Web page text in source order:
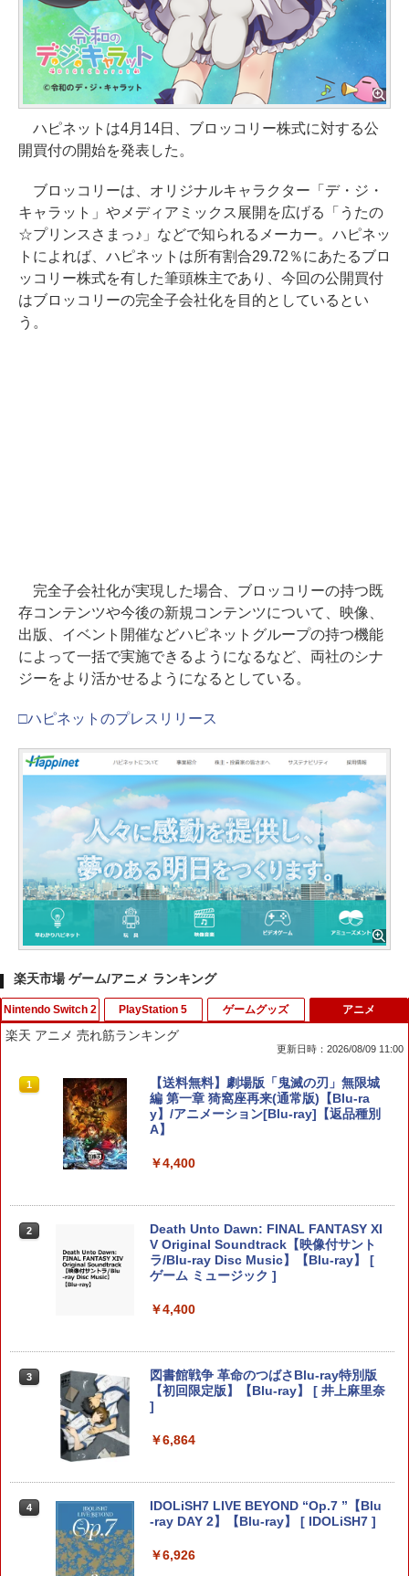
ハピネットは4月14日、ブロッコリー株式に対する公
開買付の開始を発表した。
ブロッコリーは、オリジナルキャラクター「デ・ジ・
キャラット」やメディアミックス展開を広げる「うたの
☆プリンスさまっ♪」などで知られるメーカー。ハピネッ
トによれば、ハピネットは所有割合29.72％にあたるブロ
ッコリー株式を有した筆頭株主であり、今回の公開買付
はブロッコリーの完全子会社化を目的としているとい
う。
完全子会社化が実現した場合、ブロッコリーの持つ既
存コンテンツや今後の新規コンテンツについて、映像、
出版、イベント開催などハピネットグループの持つ機能
によって一括で実施できるようになるなど、両社のシナ
ジーをより活かせるようになるとしている。
□ハピネットのプレスリリース
楽天市場 ゲーム/アニメ ランキング
Nintendo Switch 2
1
任天堂 【Switch2】ゼルダの伝説 ブレス
オブ ザ ワイルド Nintendo Switch 2 Ed
ition [NXS-P-AAAAH NSW2 ゼルダノデ
ンセツ ブレス オブ ザ ワイルド]
￥7,710
2
ドンキーコング バナンザ [Nintendo Swi
tch 2 専用][ラッピング不可] R-LOGI
￥7,849
witch2】桃太郎電鉄2 〜あなたの町も き
っとある〜 Nintendo Switch 2 Edition
東日本編＋西日本編 [KDEMOMO2 NSW
amiibo すりみ連合セット[フウカ【レイ
ロー【レイダース】]（スプラトゥーンシ
リーズ）
PlayStation 5
1
【SONYライセンス商品】DualSenseR
ワイヤレスコントローラー専用 USB-Cto
C充電ケーブル【Playstation5対応】
ンプ／PS5
￥2,783
お役立ちセット)
￥3,484
ーション5ソフト／ロールプレイング・
ゲーム
￥3,780
ゲームグッズ
1
【中古】戦国BASARA2 英雄外伝 ダブル
パック Best Price! - Wii
￥350
どうぶつの森amiiboカード 第4弾 1パッ
ク（3枚入り） 【銀行振込不可】
￥330
ク（3枚入り） 【銀行振込不可】
￥330
ク（3枚入り） 【銀行振込不可】
アニメ
楽天 アニメ 売れ筋ランキング
更新日時：2026/08/09 11:00
1
【送料無料】劇場版「鬼滅の刃」無限城
編 第一章 猗窩座再来(通常版)【Blu-ra
y】/アニメーション[Blu-ray]【返品種別
A】
￥4,400
2
Death Unto Dawn: FINAL FANTASY XI
V Original Soundtrack【映像付サント
ラ/Blu-ray Disc Music】【Blu-ray】 [
ゲーム ミュージック ]
￥4,400
3
図書館戦争 革命のつばさBlu-ray特別版
【初回限定版】【Blu-ray】 [ 井上麻里奈
]
￥6,864
4
IDOLiSH7 LIVE BEYOND “Op.7 ”【Blu
-ray DAY 2】【Blu-ray】 [ IDOLiSH7 ]
￥6,926